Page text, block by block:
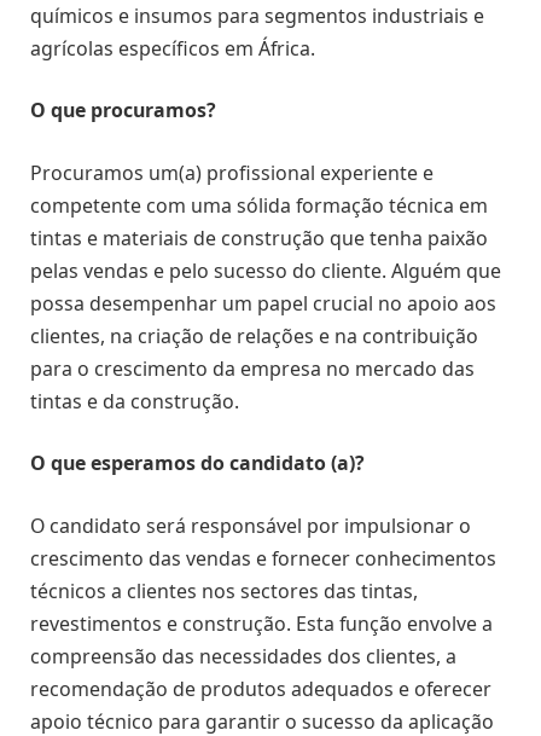
químicos e insumos para segmentos industriais e
agrícolas específicos em África.
O que procuramos?
Procuramos um(a) profissional experiente e
competente com uma sólida formação técnica em
tintas e materiais de construção que tenha paixão
pelas vendas e pelo sucesso do cliente. Alguém que
possa desempenhar um papel crucial no apoio aos
clientes, na criação de relações e na contribuição
para o crescimento da empresa no mercado das
tintas e da construção.
O que esperamos do candidato (a)?
O candidato será responsável por impulsionar o
crescimento das vendas e fornecer conhecimentos
técnicos a clientes nos sectores das tintas,
revestimentos e construção. Esta função envolve a
compreensão das necessidades dos clientes, a
recomendação de produtos adequados e oferecer
apoio técnico para garantir o sucesso da aplicação